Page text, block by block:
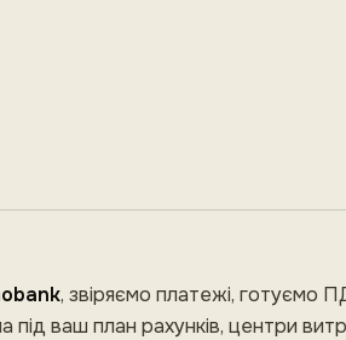
, звіряємо платежі, готуємо
ваш план рахунків, центри